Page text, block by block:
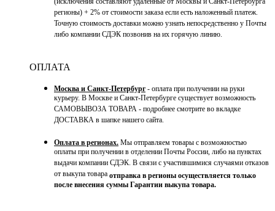
регионы) + 2% от стоимости заказа если есть наложенный платеж.
Точную стоимость доставки можно узнать непосредственно у Почты
либо компании СДЭК позвонив на их горячую линию.
ОПЛАТА
Москва и Санкт-Петербург- оплата при получении на руки
курьеру. В Москве и Санкт-Петербурге существует возможность
САМОВЫВОЗА ТОВАРА - подробнее смотрите во вкладке
ДОСТАВКА в шапке нашего сайта.
Оплата в регионах. Мы отправляем товары с возможностью
оплаты при получении в отделении Почты России, либо на пунктах
выдачи компании СДЭК. В связи с участившимися случаями отказов
от выкупа товара отправка в регионы осуществляется только
после внесения суммы Гарантии выкупа товара.